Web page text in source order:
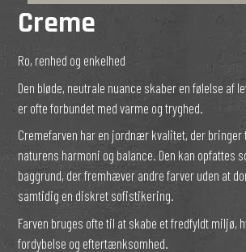
Creme
Ro, renhed og enkelhed
Den bløde, neutrale nuance skaber en følelse af
er ofte forbundet med varme og tryghed.
Cremefarven har en jordnær kvalitet, der bringer
naturens harmoni og balance. Den kan opfattes
baggrund, der fremhæver andre farver uden at
samtidig en diskret sofistikering.
Farven bruges ofte til at skabe et fredfyldt miljø,
fordybelse og eftertænksomhed.